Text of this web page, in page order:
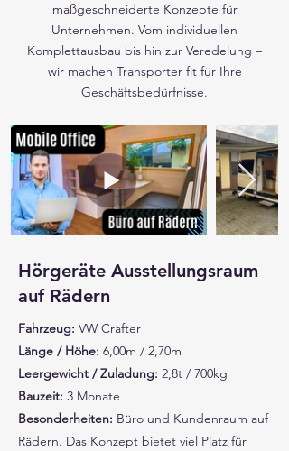
maßgeschneiderte Konzepte für
Unternehmen. Vom individuellen
Komplettausbau bis hin zur Veredelung –
wir machen Transporter fit für Ihre
Geschäftsbedürfnisse.
Hörgeräte Ausstellungsraum
auf Rädern
Fahrzeug: VW Crafter
Länge / Höhe: 6,00m / 2,70m
Leergewicht / Zuladung: 2,8t / 700kg
Bauzeit: 3 Monate
Besonderheiten: Büro und Kundenraum auf
Rädern. Das Konzept bietet viel Platz für